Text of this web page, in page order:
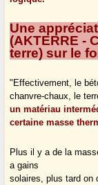
Une
(AKTERRE -
terre) sur le
"Effectivement, le
chanvre-chaux, le
un matériau
certaine masse
Plus il y a de la
a gains
solaires, plus tard on